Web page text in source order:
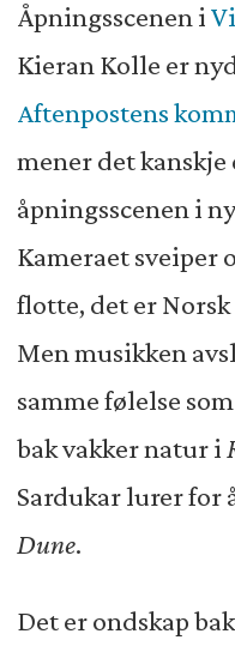
Åpningsscenen i
Kieran Kolle er
Aftenpostens
mener det kanskje
åpningsscenen i
Kameraet sveiper
flotte, det er
Men musikken
samme følelse
bak vakker natur i
Sardukar lurer for
Dune.
Det er ondskap